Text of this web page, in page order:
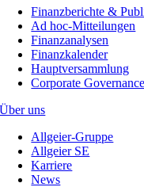
Finanzberichte &
Ad hoc-Mitteilungen
Finanzanalysen
Finanzkalender
Hauptversammlung
Corporate Governance
Über uns
Allgeier-Gruppe
Allgeier SE
Karriere
News